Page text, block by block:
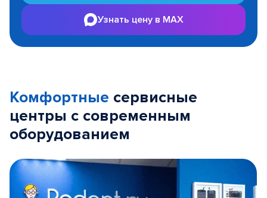
Узнать цену в MAX
Комфортные сервисные
центры с современным
оборудованием